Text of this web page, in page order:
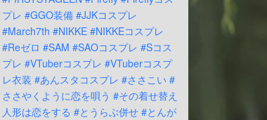
プレ #GGO装備 #JJKコスプレ
#March7th #NIKKE #NIKKEコスプレ
#Reゼロ #SAM #SAOコスプレ #Sコス
プレ #VTuberコスプレ #VTuberコスプ
レ衣装 #あんスタコスプレ #ささこい #
ささやくように恋を唄う #その着せ替え
人形は恋をする #とうらぶ併せ #とんが